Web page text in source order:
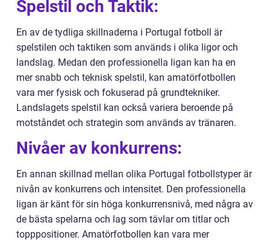
Spelstil och Taktik:
En av de tydliga skillnaderna i Portugal fotboll är
spelstilen och taktiken som används i olika ligor och
landslag. Medan den professionella ligan kan ha en
mer snabb och teknisk spelstil, kan amatörfotbollen
vara mer fysisk och fokuserad på grundtekniker.
Landslagets spelstil kan också variera beroende på
motståndet och strategin som används av tränaren.
Nivåer av konkurrens:
En annan skillnad mellan olika Portugal fotbollstyper är
nivån av konkurrens och intensitet. Den professionella
ligan är känt för sin höga konkurrensnivå, med några av
de bästa spelarna och lag som tävlar om titlar och
topppositioner. Amatörfotbollen kan vara mer